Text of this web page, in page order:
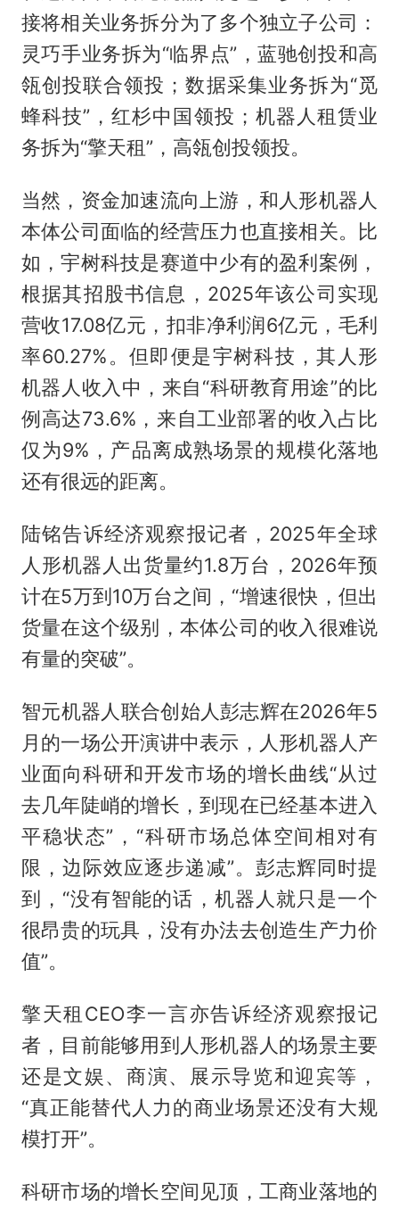
接将相关业务拆分为了多个独立子公司：
灵巧手业务拆为“临界点”，蓝驰创投和高
瓴创投联合领投；数据采集业务拆为“觅
蜂科技”，红杉中国领投；机器人租赁业
务拆为“擎天租”，高瓴创投领投。
当然，资金加速流向上游，和人形机器人
本体公司面临的经营压力也直接相关。比
如，宇树科技是赛道中少有的盈利案例，
根据其招股书信息，2025年该公司实现
营收17.08亿元，扣非净利润6亿元，毛利
率60.27%。但即便是宇树科技，其人形
机器人收入中，来自“科研教育用途”的比
例高达73.6%，来自工业部署的收入占比
仅为9%，产品离成熟场景的规模化落地
还有很远的距离。
陆铭告诉经济观察报记者，2025年全球
人形机器人出货量约1.8万台，2026年预
计在5万到10万台之间，“增速很快，但出
货量在这个级别，本体公司的收入很难说
有量的突破”。
智元机器人联合创始人彭志辉在2026年5
月的一场公开演讲中表示，人形机器人产
业面向科研和开发市场的增长曲线“从过
去几年陡峭的增长，到现在已经基本进入
平稳状态”，“科研市场总体空间相对有
限，边际效应逐步递减”。彭志辉同时提
到，“没有智能的话，机器人就只是一个
很昂贵的玩具，没有办法去创造生产力价
值”。
擎天租CEO李一言亦告诉经济观察报记
者，目前能够用到人形机器人的场景主要
还是文娱、商演、展示导览和迎宾等，
“真正能替代人力的商业场景还没有大规
模打开”。
科研市场的增长空间见顶，工商业落地的